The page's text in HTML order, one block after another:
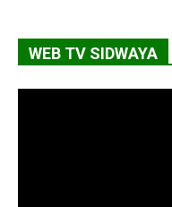
WEB TV SIDWAYA